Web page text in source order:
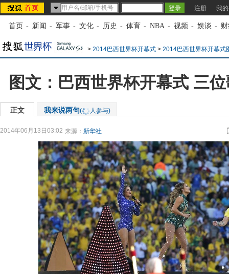
注册 我
首页 - 新闻 - 军事 - 文化 - 历史 - 体育 - NBA - 视频 - 娱谈 -
> 2014巴西世界杯开幕式 > 2014巴西世界杯开幕式
图文：巴西世界杯开幕式 三
正文 我来说两句( 人参与)
2014年06月13日03:02 来源： 新华社